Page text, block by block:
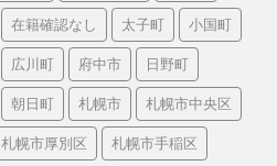
在籍確認なし 太子町 小国町
広川町 府中市 日野町
朝日町 札幌市 札幌市中央区
札幌市厚別区 札幌市手稲区